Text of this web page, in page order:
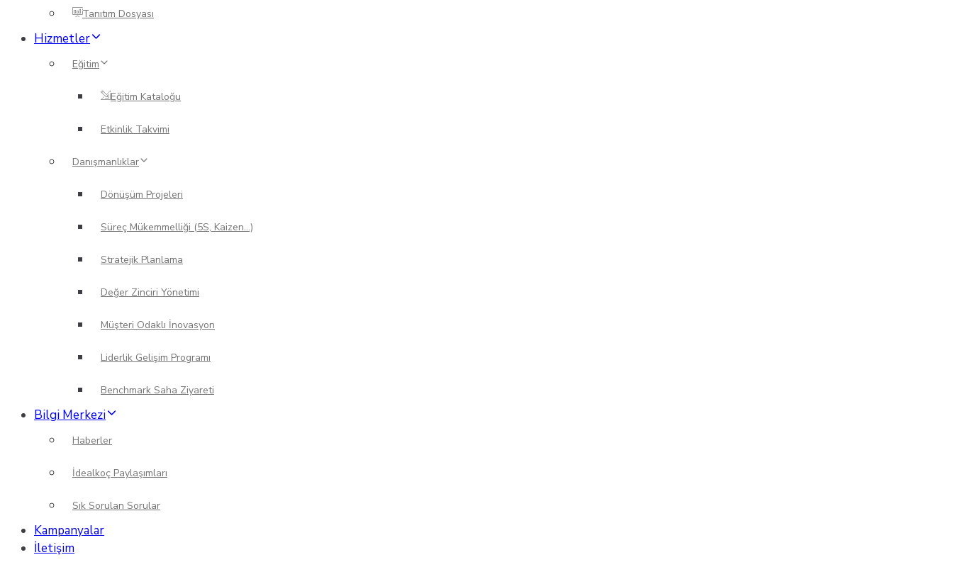
Tanıtım Dosyası
Hizmetler
Eğitim
Eğitim Kataloğu
Etkinlik Takvimi
Danışmanlıklar
Dönüşüm Projeleri
Süreç Mükemmelliği (5S, Kaizen…)
Stratejik Planlama
Değer Zinciri Yönetimi
Müşteri Odaklı İnovasyon
Liderlik Gelişim Programı
Benchmark Saha Ziyareti
Bilgi Merkezi
Haberler
İdealkoç Paylaşımları
Sık Sorulan Sorular
Kampanyalar
İletişim